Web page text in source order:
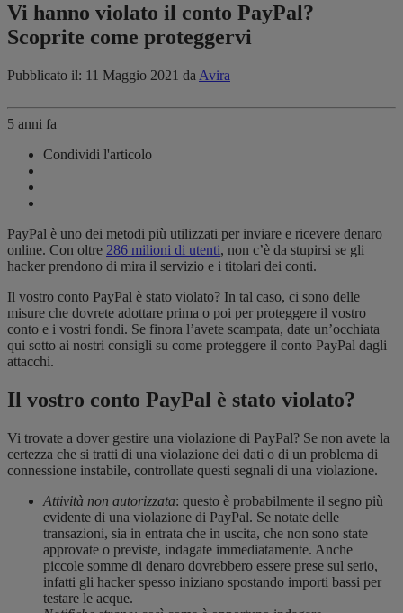
Vi hanno violato il conto PayPal?
Scoprite come proteggervi
Pubblicato il: 11 Maggio 2021 da Avira
5 anni fa
Condividi l'articolo
PayPal è uno dei metodi più utilizzati per inviare e ricevere denaro
online. Con oltre 286 milioni di utenti, non c’è da stupirsi se gli
hacker prendono di mira il servizio e i titolari dei conti.
Il vostro conto PayPal è stato violato? In tal caso, ci sono delle
misure che dovrete adottare prima o poi per proteggere il vostro
conto e i vostri fondi. Se finora l’avete scampata, date un’occhiata
qui sotto ai nostri consigli su come proteggere il conto PayPal dagli
attacchi.
Il vostro conto PayPal è stato violato?
Vi trovate a dover gestire una violazione di PayPal? Se non avete la
certezza che si tratti di una violazione dei dati o di un problema di
connessione instabile, controllate questi segnali di una violazione.
Attività non autorizzata: questo è probabilmente il segno più
evidente di una violazione di PayPal. Se notate delle
transazioni, sia in entrata che in uscita, che non sono state
approvate o previste, indagate immediatamente. Anche
piccole somme di denaro dovrebbero essere prese sul serio,
infatti gli hacker spesso iniziano spostando importi bassi per
testare le acque.